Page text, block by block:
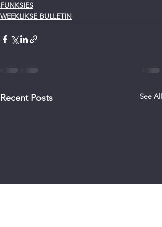
FUNKSIES
WEEKLIKSE BULLETIN
Recent Posts See All